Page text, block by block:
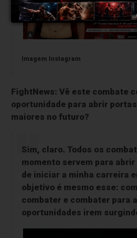
Imagem Instagram
FightNews: Vê este combate
oportunidade para abrir
maiores no futuro?
Sim, claro. Todos os
momento servem para
de iniciar a minha carreira
objetivo é mesmo esse:
combater e combater para
oportunidades irem